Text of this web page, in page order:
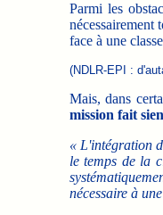
Parmi les
nécessairement
face à une
(NDLR-EPI :
Mais, dans
mission fait
« L'intégration
le temps de la
nécessaire à